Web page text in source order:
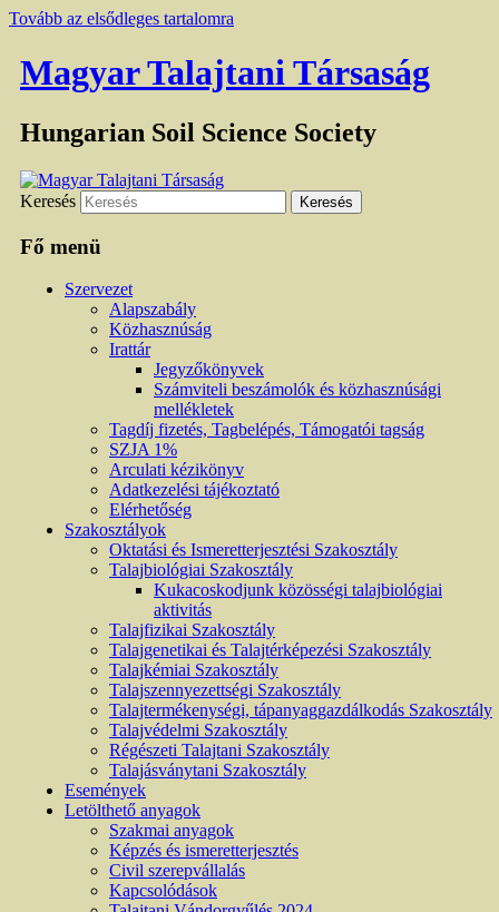
Tovább az elsődleges tartalomra
Magyar Talajtani Társaság
Hungarian Soil Science Society
Keresés
Fő menü
Szervezet
Alapszabály
Közhasznúság
Irattár
Jegyzőkönyvek
Számviteli beszámolók és közhasznúsági
mellékletek
Tagdíj fizetés, Tagbelépés, Támogatói tagság
SZJA 1%
Arculati kézikönyv
Adatkezelési tájékoztató
Elérhetőség
Szakosztályok
Oktatási és Ismeretterjesztési Szakosztály
Talajbiológiai Szakosztály
Kukacoskodjunk közösségi talajbiológiai
aktivitás
Talajfizikai Szakosztály
Talajgenetikai és Talajtérképezési Szakosztály
Talajkémiai Szakosztály
Talajszennyezettségi Szakosztály
Talajtermékenységi, tápanyaggazdálkodás Szakosztály
Talajvédelmi Szakosztály
Régészeti Talajtani Szakosztály
Talajásványtani Szakosztály
Események
Letölthető anyagok
Szakmai anyagok
Képzés és ismeretterjesztés
Civil szerepvállalás
Kapcsolódások